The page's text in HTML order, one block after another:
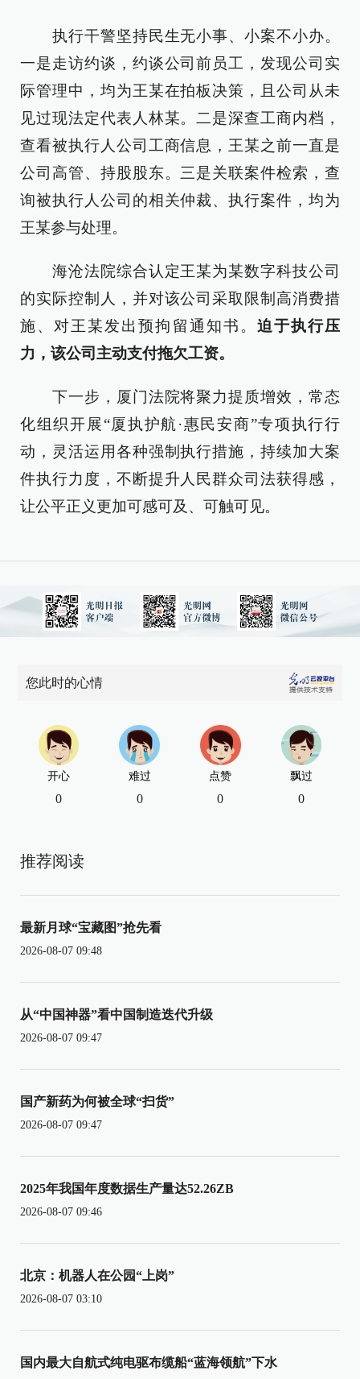
执行干警坚持民生无小事、小案不小办。
一是走访约谈，约谈公司前员工，发现公司实
际管理中，均为王某在拍板决策，且公司从未
见过现法定代表人林某。二是深查工商内档，
查看被执行人公司工商信息，王某之前一直是
公司高管、持股股东。三是关联案件检索，查
询被执行人公司的相关仲裁、执行案件，均为
王某参与处理。
海沧法院综合认定王某为某数字科技公司
的实际控制人，并对该公司采取限制高消费措
施、对王某发出预拘留通知书。 迫于执行压
力，该公司主动支付拖欠工资。
下一步，厦门法院将聚力提质增效，常态
化组织开展“厦执护航·惠民安商”专项执行行
动，灵活运用各种强制执行措施，持续加大案
件执行力度，不断提升人民群众司法获得感，
让公平正义更加可感可及、可触可见。
您此时的心情
开心
0
难过
0
点赞
0
飘过
0
推荐阅读
最新月球“宝藏图”抢先看
2026-08-07 09:48
从“中国神器”看中国制造迭代升级
2026-08-07 09:47
国产新药为何被全球“扫货”
2026-08-07 09:47
2025年我国年度数据生产量达52.26ZB
2026-08-07 09:46
北京：机器人在公园“上岗”
2026-08-07 03:10
国内最大自航式纯电驱布缆船“蓝海领航”下水